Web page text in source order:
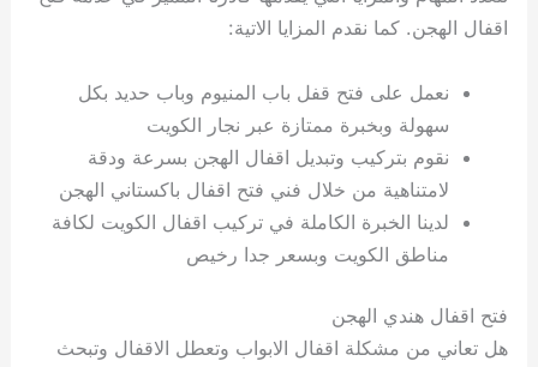
اقفال الهجن. كما نقدم المزايا الاتية:
نعمل على فتح قفل باب المنيوم وباب حديد بكل
سهولة وبخبرة ممتازة عبر نجار الكويت
نقوم بتركيب وتبديل اقفال الهجن بسرعة ودقة
لامتناهية من خلال فني فتح اقفال باكستاني الهجن
لدينا الخبرة الكاملة في تركيب اقفال الكويت لكافة
مناطق الكويت وبسعر جدا رخيص
فتح اقفال هندي الهجن
هل تعاني من مشكلة اقفال الابواب وتعطل الاقفال وتبحث